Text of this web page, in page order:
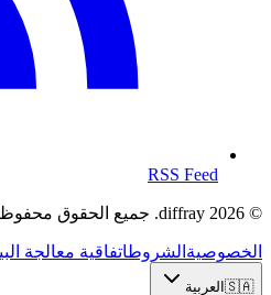
RSS Feed
© 2026 diffray. جميع الحقوق محفوظة.
الخصوصية الشروطاتفاقية معالجة
🇸🇦العربية